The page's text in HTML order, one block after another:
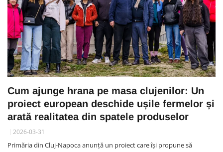
Cum ajunge hrana pe masa clujenilor: Un
proiect european deschide ușile fermelor și
arată realitatea din spatele produselor
2026-03-31
Primăria din Cluj-Napoca anunță un proiect care își propune să